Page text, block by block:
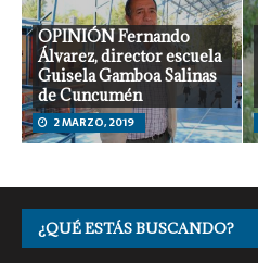
OPINIÓN Fernando
Álvarez, director escuela
Guisela Gamboa Salinas
de Cuncumén
2 MARZO, 2019
¿QUÉ ESTÁS BUSCANDO?